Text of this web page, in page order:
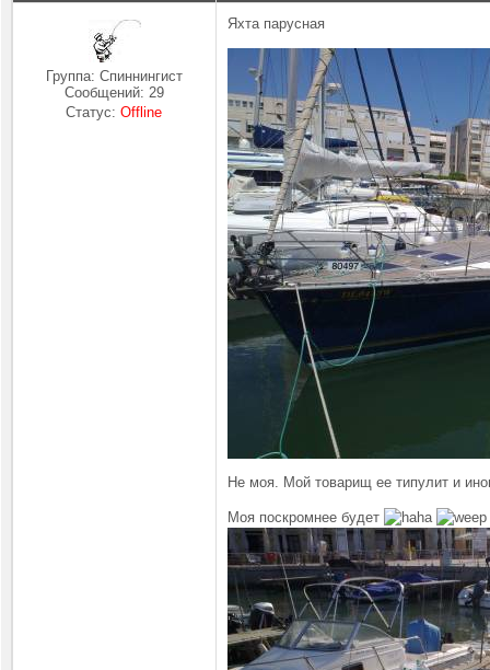
Группа: Спиннингист
Сообщений: 29
Статус:Offline
Яхта парусная
Не моя. Мой товарищ ее типулит и
Моя поскромнее будет